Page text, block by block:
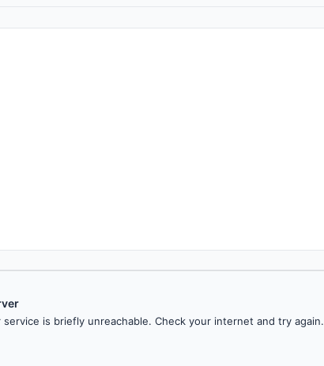
is briefly unreachable. Check your internet and try again.